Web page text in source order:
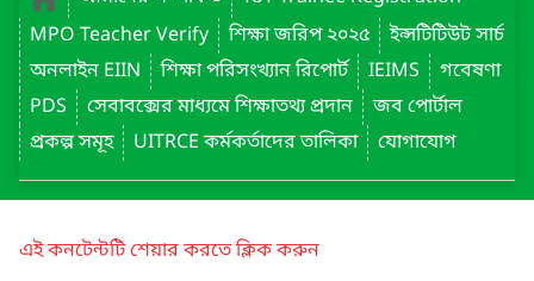
MPO Teacher Verify
শিক্ষা জরিপ ২০২৫
ইন্সটিটিউট সার্চ
অনলাইন EIIN
শিক্ষা পরিসংখ্যান রিপোর্ট IEIMS
গবেষণা
PDS
সেবাবক্সের মাধ্যমে শিক্ষাতথ্য প্রদান
জব পোর্টাল
প্রকল্প সমূহ
UITRCE কর্মকর্তাদের তালিকা যোগাযোগ
এই কনটেন্টটি শেয়ার করতে ক্লিক করুন